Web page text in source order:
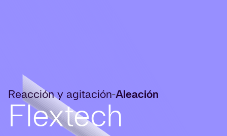
Reacción y agitación-Aleación
Flextech